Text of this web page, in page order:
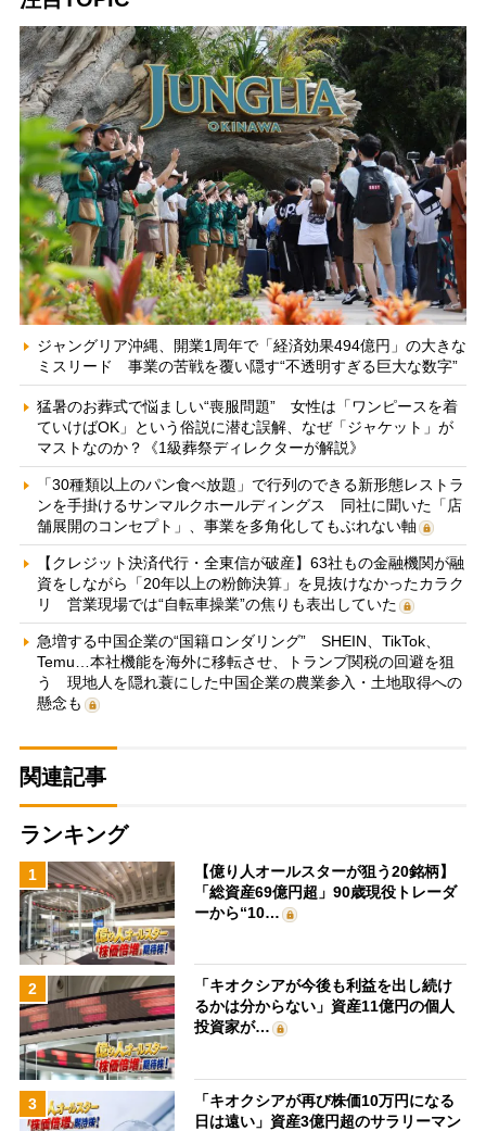
ジャングリア沖縄、開業1周年で「経済効果494億円」の大きな
ミスリード 事業の苦戦を覆い隠す“不透明すぎる巨大な数字”
猛暑のお葬式で悩ましい“喪服問題” 女性は「ワンピースを着
ていけばOK」という俗説に潜む誤解、なぜ「ジャケット」が
マストなのか？《1級葬祭ディレクターが解説》
「30種類以上のパン食べ放題」で行列のできる新形態レストラ
ンを手掛けるサンマルクホールディングス 同社に聞いた「店
舗展開のコンセプト」、事業を多角化してもぶれない軸
【クレジット決済代行・全東信が破産】63社もの金融機関が融
資をしながら「20年以上の粉飾決算」を見抜けなかったカラク
リ 営業現場では“自転車操業”の焦りも表出していた
急増する中国企業の“国籍ロンダリング” SHEIN、TikTok、
Temu…本社機能を海外に移転させ、トランプ関税の回避を狙
う 現地人を隠れ蓑にした中国企業の農業参入・土地取得への
懸念も
関連記事
ランキング
1
【億り人オールスターが狙う20銘柄】
「総資産69億円超」90歳現役トレーダ
ーから“10…
2
「キオクシアが今後も利益を出し続け
るかは分からない」資産11億円の個人
投資家が…
3
「キオクシアが再び株価10万円になる
日は遠い」資産3億円超のサラリーマン